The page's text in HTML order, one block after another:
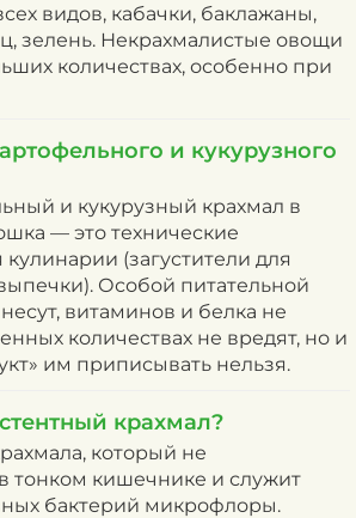
видов, кабачки, баклажаны,
зелень. Некрахмалистые овощи
количествах, особенно при
и кукурузного
и кукурузный крахмал в
— это технические
(загустители для
Особой питательной
витаминов и белка не
количествах не вредят, но и
им приписывать нельзя.
крахмал?
который не
тонком кишечнике и служит
бактерий микрофлоры.